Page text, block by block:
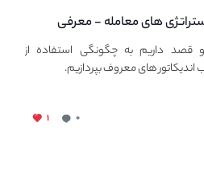
های معامله - معرفی
کریپتو
قصد داریم به چگونگی استفاده از
اندیکاتور های معروف بپردازیم.
۰ ۱